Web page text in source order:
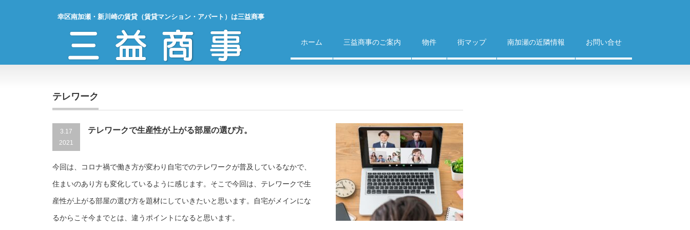
幸区南加瀬・新川崎の賃貸（賃貸マンション・アパート）は三益商事
ホーム 三益商事のご案内 物件 街マップ 南加瀬の近隣情報 お問い合せ
テレワーク
3.17
2021
テレワークで生産性が上がる部屋の選び方。
今回は、コロナ禍で働き方が変わり自宅でのテレワークが普及しているなかで、
住まいのあり方も変化しているように感じます。そこで今回は、テレワークで生
産性が上がる部屋の選び方を題材にしていきたいと思います。自宅がメインにな
るからこそ今までとは、違うポイントになると思います。